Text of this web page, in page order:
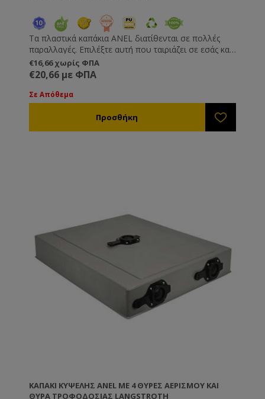
Τα πλαστικά καπάκια ANEL διατίθενται σε πολλές
παραλλαγές. Επιλέξτε αυτή που ταιριάζει σε εσάς και
τις μέλισσές σας! Με 4 θύρες αερισμού . Διπλότοιχο
με πανίσχυρη μόνωση πολυουρεθάνης (PU) υψηλής
πυκνότητας. • Διαθέτουν θυρίδες αερισμού με
πόρτες για να τις κλείνετε ή να τις ανοίγετε κατά
βούληση. • Με οδοντωτή επιφάνεια για
σταθεροποίηση της επάνω κυψέλης κατά τη
€16,66 χωρίς ΦΠΑ
€20,66 με ΦΠΑ
Σε Απόθεμα
ΚΑΠΆΚΙ ΚΥΨΈΛΗΣ ANEL ΜΕ 4 ΘΎΡΕΣ ΑΕΡΙΣΜΟΎ ΚΑΙ
ΘΎΡΑ ΤΡΟΦΟΔΟΣΊΑΣ LANGSTROTH